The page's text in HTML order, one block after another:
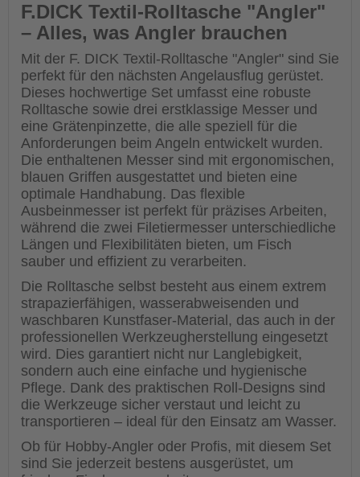
F.DICK Textil-Rolltasche "Angler"
– Alles, was Angler brauchen
Mit der F. DICK Textil-Rolltasche "Angler" sind Sie
perfekt für den nächsten Angelausflug gerüstet.
Dieses hochwertige Set umfasst eine robuste
Rolltasche sowie drei erstklassige Messer und
eine Grätenpinzette, die alle speziell für die
Anforderungen beim Angeln entwickelt wurden.
Die enthaltenen Messer sind mit ergonomischen,
blauen Griffen ausgestattet und bieten eine
optimale Handhabung. Das flexible
Ausbeinmesser ist perfekt für präzises Arbeiten,
während die zwei Filetiermesser unterschiedliche
Längen und Flexibilitäten bieten, um Fisch
sauber und effizient zu verarbeiten.
Die Rolltasche selbst besteht aus einem extrem
strapazierfähigen, wasserabweisenden und
waschbaren Kunstfaser-Material, das auch in der
professionellen Werkzeugherstellung eingesetzt
wird. Dies garantiert nicht nur Langlebigkeit,
sondern auch eine einfache und hygienische
Pflege. Dank des praktischen Roll-Designs sind
die Werkzeuge sicher verstaut und leicht zu
transportieren – ideal für den Einsatz am Wasser.
Ob für Hobby-Angler oder Profis, mit diesem Set
sind Sie jederzeit bestens ausgerüstet, um